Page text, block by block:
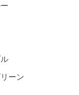
ーン